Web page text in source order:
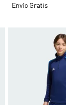
Envío Gratis
Añadir a la lista de